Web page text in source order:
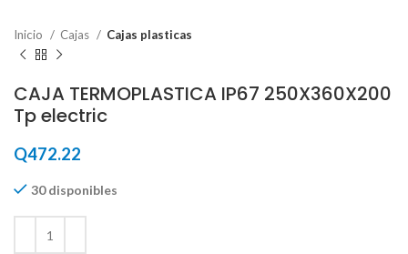
Inicio Cajas Cajas plasticas
CAJA TERMOPLASTICA IP67 250X360X200
Tp electric
Q472.22
30 disponibles